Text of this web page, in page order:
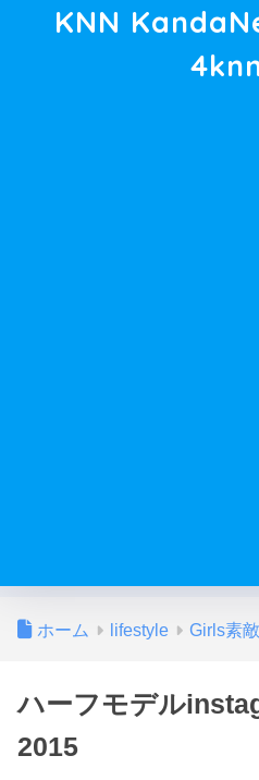
KNN
ホーム lifestyle Girls素
ハーフモデル
2015